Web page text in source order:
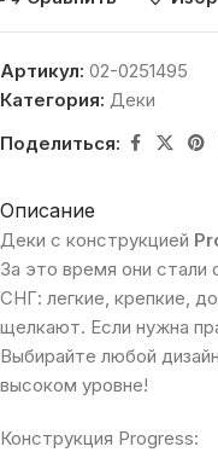
Артикул: 02-0251495
Категория: Деки
Поделиться:
Описание
Деки с конструкцией
За это время они стали
СНГ: легкие, крепкие,
щелкают. Если нужна
Выбирайте любой
высоком уровне!
Конструкция Progress: